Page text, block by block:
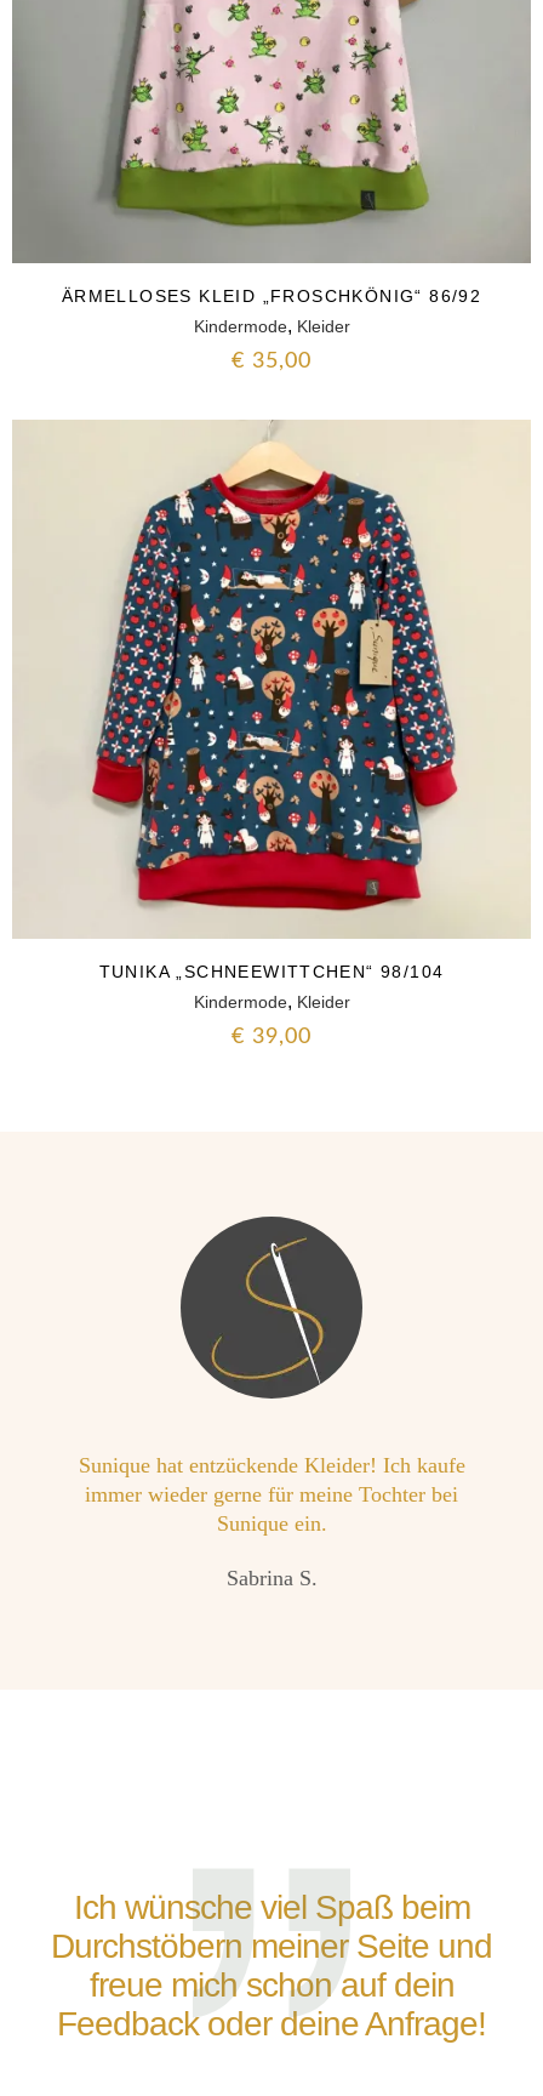
ÄRMELLOSES KLEID „FROSCHKÖNIG“ 86/92
Kindermode, Kleider
€ 35,00
TUNIKA „SCHNEEWITTCHEN“ 98/104
Kindermode, Kleider
€ 39,00
Sunique hat entzückende Kleider! Ich kaufe
immer wieder gerne für meine Tochter bei
Sunique ein.
Sabrina S.
Ich wünsche viel Spaß beim
Durchstöbern meiner Seite und
freue mich schon auf dein
Feedback oder deine Anfrage!